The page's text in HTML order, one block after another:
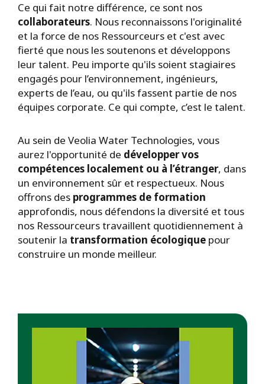
Ce qui fait notre différence, ce sont nos
collaborateurs. Nous reconnaissons l'originalité
et la force de nos Ressourceurs et c'est avec
fierté que nous les soutenons et développons
leur talent. Peu importe qu'ils soient stagiaires
engagés pour l’environnement, ingénieurs,
experts de l’eau, ou qu'ils fassent partie de nos
équipes corporate. Ce qui compte, c’est le talent.
Au sein de Veolia Water Technologies, vous
aurez l'opportunité de développer vos
compétences localement ou à l’étranger, dans
un environnement sûr et respectueux. Nous
offrons des programmes de formation
approfondis, nous défendons la diversité et tous
nos Ressourceurs travaillent quotidiennement à
soutenir la transformation écologique pour
construire un monde meilleur.